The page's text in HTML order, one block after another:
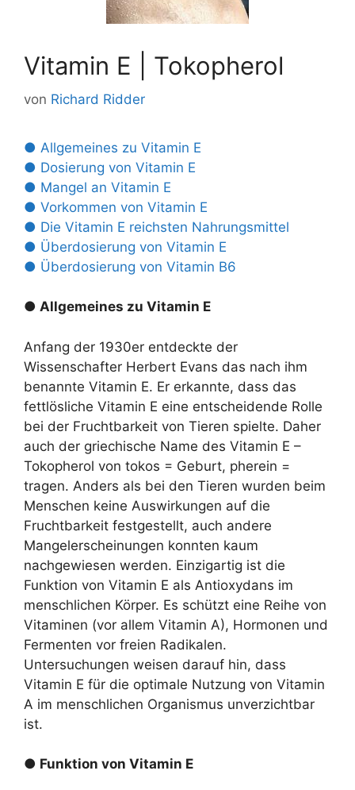
Vitamin E | Tokopherol
von Richard Ridder
● Allgemeines zu Vitamin E
● Dosierung von Vitamin E
● Mangel an Vitamin E
● Vorkommen von Vitamin E
● Die Vitamin E reichsten Nahrungsmittel
● Überdosierung von Vitamin E
● Überdosierung von Vitamin B6
● Allgemeines zu Vitamin E
Anfang der 1930er entdeckte der
Wissenschafter Herbert Evans das nach ihm
benannte Vitamin E. Er erkannte, dass das
fettlösliche Vitamin E eine entscheidende Rolle
bei der Fruchtbarkeit von Tieren spielte. Daher
auch der griechische Name des Vitamin E –
Tokopherol von tokos = Geburt, pherein =
tragen. Anders als bei den Tieren wurden beim
Menschen keine Auswirkungen auf die
Fruchtbarkeit festgestellt, auch andere
Mangelerscheinungen konnten kaum
nachgewiesen werden. Einzigartig ist die
Funktion von Vitamin E als Antioxydans im
menschlichen Körper. Es schützt eine Reihe von
Vitaminen (vor allem Vitamin A), Hormonen und
Fermenten vor freien Radikalen.
Untersuchungen weisen darauf hin, dass
Vitamin E für die optimale Nutzung von Vitamin
A im menschlichen Organismus unverzichtbar
ist.
● Funktion von Vitamin E